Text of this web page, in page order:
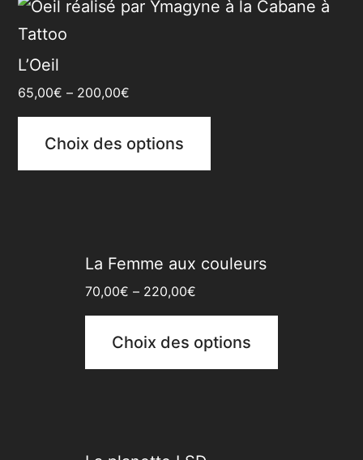
L’Oeil
65,00€ – 200,00€
Choix des options
La Femme aux couleurs
70,00€ – 220,00€
Choix des options